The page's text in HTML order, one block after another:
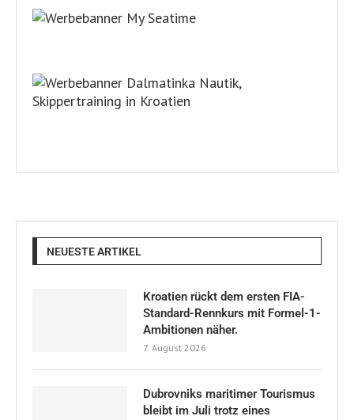
NEUESTE ARTIKEL
Kroatien rückt dem ersten FIA-
Standard-Rennkurs mit Formel-1-
Ambitionen näher.
7. August 2026
Dubrovniks maritimer Tourismus
bleibt im Juli trotz eines